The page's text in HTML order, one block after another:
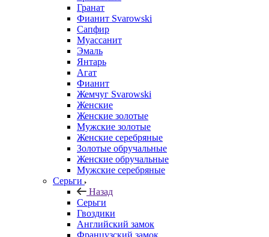
Гранат
Фианит Svarowski
Сапфир
Муассанит
Эмаль
Янтарь
Агат
Фианит
Жемчуг Svarowski
Женские
Женские золотые
Мужские золотые
Женские серебряные
Золотые обручальные
Женские обручальные
Мужские серебряные
Серьги
Назад
Серьги
Гвоздики
Английский замок
Французский замок